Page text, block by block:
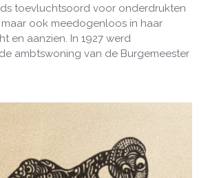
toevluchtsoord voor onderdrukten
ook meedogenloos in haar
en aanzien. In 1927 werd
ambtswoning van de Burgemeester